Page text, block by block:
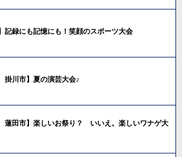
記録にも記憶にも！笑顔のスポーツ大会
掛川市】夏の演芸大会♪
蓮田市】楽しいお祭り？ いいえ。楽しいワナゲ大